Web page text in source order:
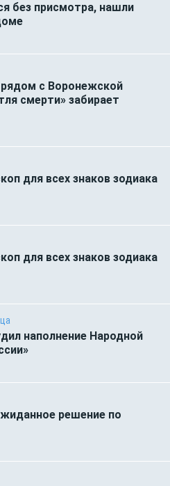
без присмотра, нашли
рядом с Воронежской
смерти» забирает
для всех знаков зодиака
для всех знаков зодиака
наполнение Народной
решение по